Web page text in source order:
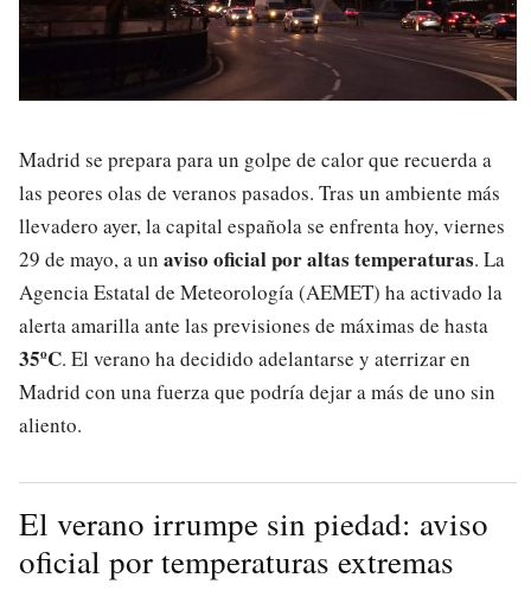
Madrid se prepara para un golpe de calor que recuerda a
las peores olas de veranos pasados. Tras un ambiente más
llevadero ayer, la capital española se enfrenta hoy, viernes
29 de mayo, a un aviso oficial por altas temperaturas. La
Agencia Estatal de Meteorología (AEMET) ha activado la
alerta amarilla ante las previsiones de máximas de hasta
35ºC. El verano ha decidido adelantarse y aterrizar en
Madrid con una fuerza que podría dejar a más de uno sin
aliento.
El verano irrumpe sin piedad: aviso
oficial por temperaturas extremas